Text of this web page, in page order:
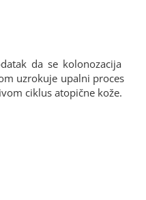
da se kolonozacija
uzrokuje upalni proces
ciklus atopične kože.